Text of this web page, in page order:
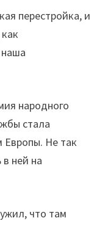
перестройка, и
народного
стала
Европы. Не так
ней на
что там